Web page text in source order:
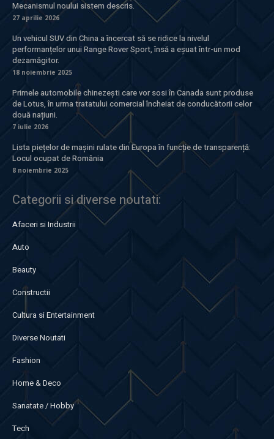
Mecanismul noului sistem descris.
27 aprilie 2026
Un vehicul SUV din China a încercat să se ridice la nivelul
performanțelor unui Range Rover Sport, însă a eșuat într-un mod
dezamăgitor.
18 noiembrie 2025
Primele automobile chinezești care vor sosi în Canada sunt produse
de Lotus, în urma tratatului comercial încheiat de conducătorii celor
două națiuni.
7 iulie 2026
Lista piețelor de mașini rulate din Europa în funcție de transparență:
Locul ocupat de România
8 noiembrie 2025
Categorii si diverse noutati:
Afaceri si Industrii
Auto
Beauty
Constructii
Cultura si Entertainment
Diverse Noutati
Fashion
Home & Deco
Sanatate / Hobby
Tech